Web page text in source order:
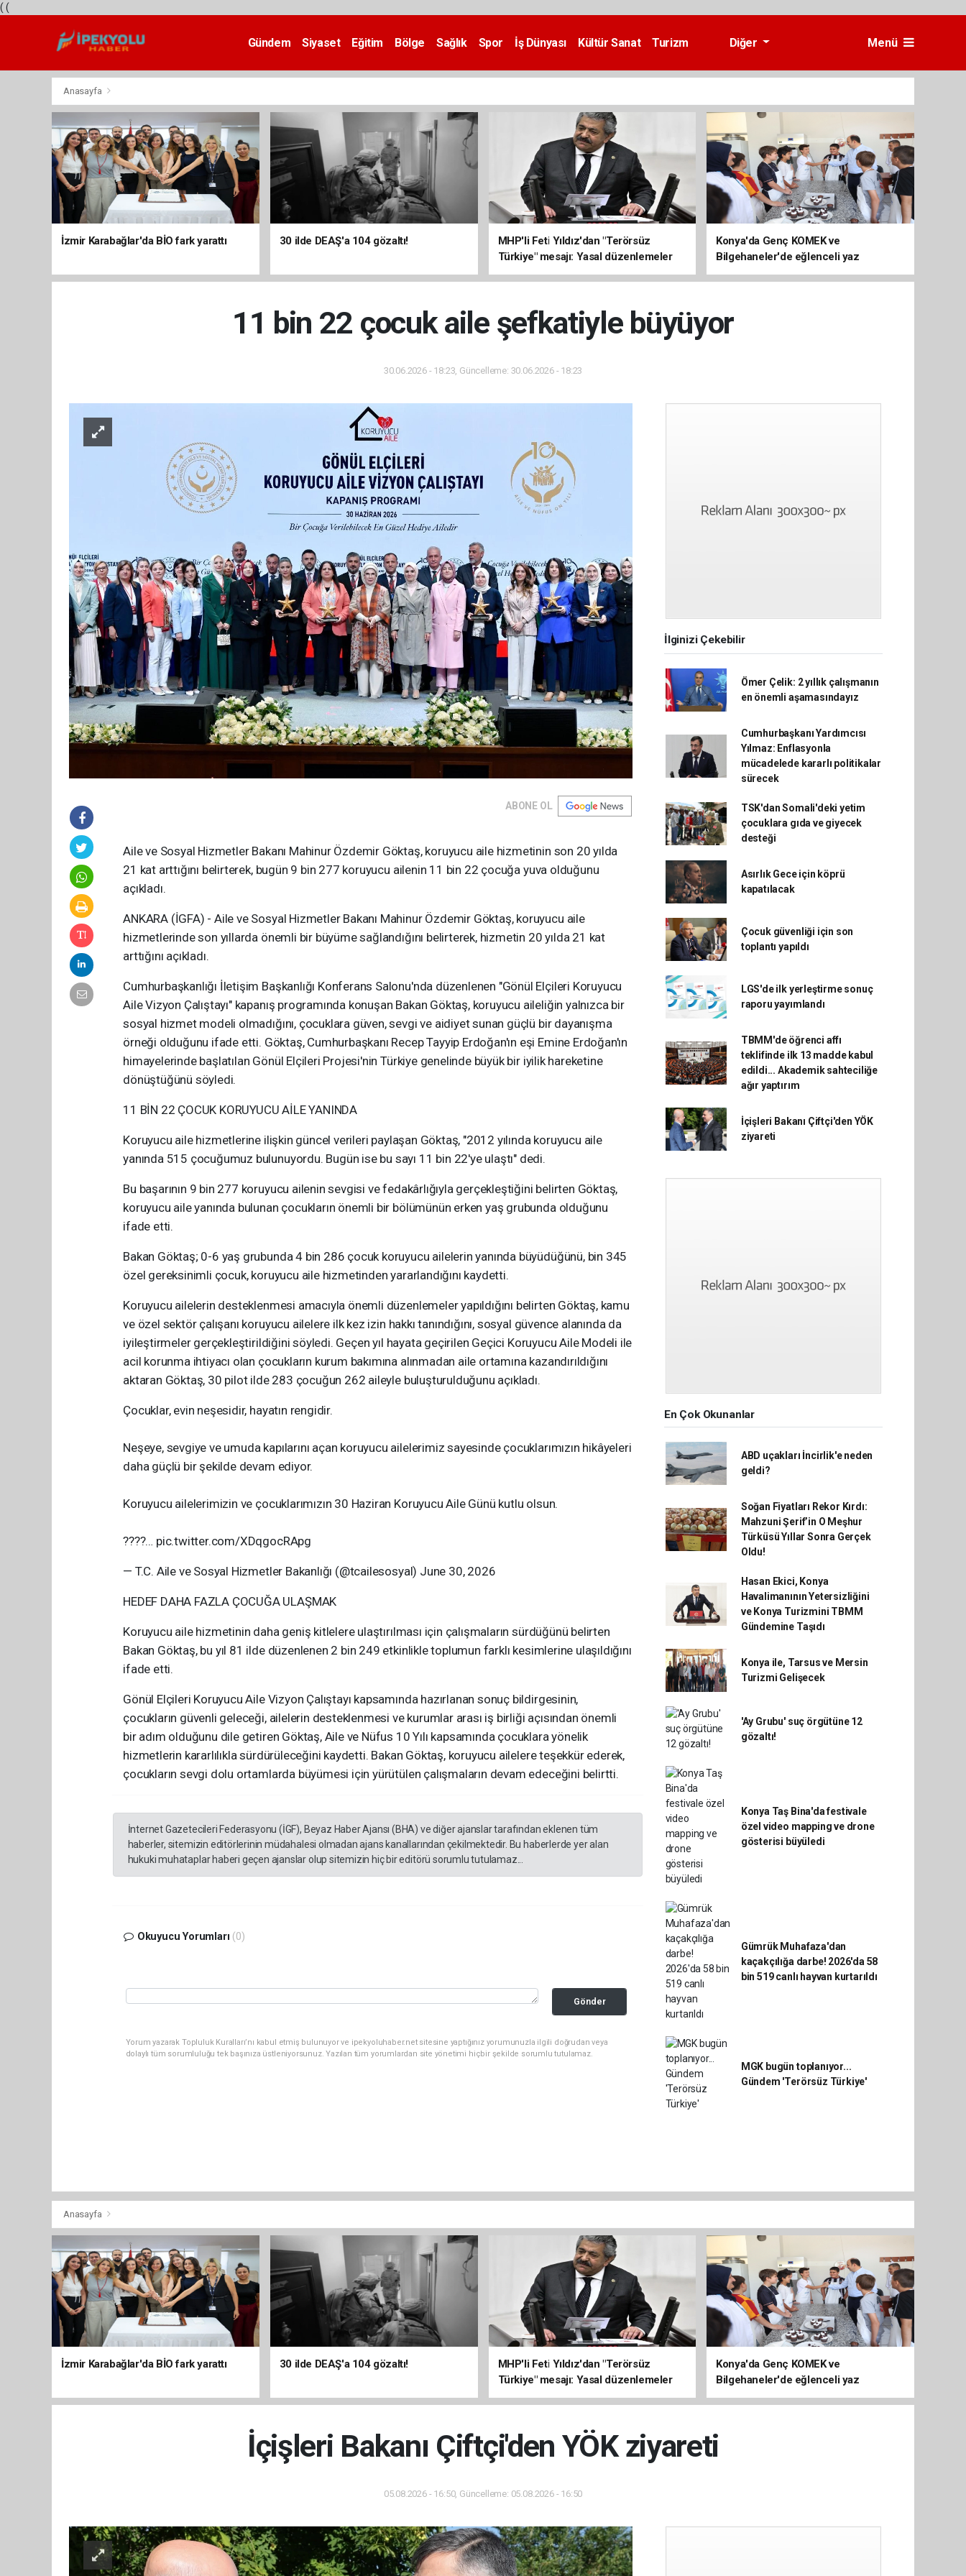
( (
Gündem Siyaset Eğitim Bölge Sağlık Spor İş Dünyası Kültür Sanat
Turizm
Diğer Menü
Anasayfa
İzmir Karabağlar'da BİO fark yarattı 30 ilde DEAŞ'a 104 gözaltı!
MHP'li Feti Yıldız'dan "Terörsüz
Türkiye" mesajı: Yasal düzenlemeler
kalıcı sonuç üretecek
Konya'da Genç KOMEK ve
Bilgehaneler'de eğlenceli yaz
11 bin 22 çocuk aile şefkatiyle büyüyor
30.06.2026 - 18:23, Güncelleme: 30.06.2026 - 18:23
ABONE OL
Aile ve Sosyal Hizmetler Bakanı Mahinur Özdemir Göktaş, koruyucu aile hizmetinin son 20 yılda
21 kat arttığını belirterek, bugün 9 bin 277 koruyucu ailenin 11 bin 22 çocuğa yuva olduğunu
açıkladı.
ANKARA (İGFA) - Aile ve Sosyal Hizmetler Bakanı Mahinur Özdemir Göktaş, koruyucu aile
hizmetlerinde son yıllarda önemli bir büyüme sağlandığını belirterek, hizmetin 20 yılda 21 kat
arttığını açıkladı.
Cumhurbaşkanlığı İletişim Başkanlığı Konferans Salonu'nda düzenlenen "Gönül Elçileri Koruyucu
Aile Vizyon Çalıştayı" kapanış programında konuşan Bakan Göktaş, koruyucu aileliğin yalnızca bir
sosyal hizmet modeli olmadığını, çocuklara güven, sevgi ve aidiyet sunan güçlü bir dayanışma
örneği olduğunu ifade etti. Göktaş, Cumhurbaşkanı Recep Tayyip Erdoğan'ın eşi Emine Erdoğan'ın
himayelerinde başlatılan Gönül Elçileri Projesi'nin Türkiye genelinde büyük bir iyilik hareketine
dönüştüğünü söyledi.
11 BİN 22 ÇOCUK KORUYUCU AİLE YANINDA
Koruyucu aile hizmetlerine ilişkin güncel verileri paylaşan Göktaş, "2012 yılında koruyucu aile
yanında 515 çocuğumuz bulunuyordu. Bugün ise bu sayı 11 bin 22'ye ulaştı" dedi.
Bu başarının 9 bin 277 koruyucu ailenin sevgisi ve fedakârlığıyla gerçekleştiğini belirten Göktaş,
koruyucu aile yanında bulunan çocukların önemli bir bölümünün erken yaş grubunda olduğunu
ifade etti.
Bakan Göktaş; 0-6 yaş grubunda 4 bin 286 çocuk koruyucu ailelerin yanında büyüdüğünü, bin 345
özel gereksinimli çocuk, koruyucu aile hizmetinden yararlandığını kaydetti.
Koruyucu ailelerin desteklenmesi amacıyla önemli düzenlemeler yapıldığını belirten Göktaş, kamu
ve özel sektör çalışanı koruyucu ailelere ilk kez izin hakkı tanındığını, sosyal güvence alanında da
iyileştirmeler gerçekleştirildiğini söyledi. Geçen yıl hayata geçirilen Geçici Koruyucu Aile Modeli ile
acil korunma ihtiyacı olan çocukların kurum bakımına alınmadan aile ortamına kazandırıldığını
aktaran Göktaş, 30 pilot ilde 283 çocuğun 262 aileyle buluşturulduğunu açıkladı.
Çocuklar, evin neşesidir, hayatın rengidir.
Neşeye, sevgiye ve umuda kapılarını açan koruyucu ailelerimiz sayesinde çocuklarımızın hikâyeleri
daha güçlü bir şekilde devam ediyor.
Koruyucu ailelerimizin ve çocuklarımızın 30 Haziran Koruyucu Aile Günü kutlu olsun.
????… pic.twitter.com/XDqgocRApg
— T.C. Aile ve Sosyal Hizmetler Bakanlığı (@tcailesosyal) June 30, 2026
HEDEF DAHA FAZLA ÇOCUĞA ULAŞMAK
Koruyucu aile hizmetinin daha geniş kitlelere ulaştırılması için çalışmaların sürdüğünü belirten
Bakan Göktaş, bu yıl 81 ilde düzenlenen 2 bin 249 etkinlikle toplumun farklı kesimlerine ulaşıldığını
ifade etti.
Gönül Elçileri Koruyucu Aile Vizyon Çalıştayı kapsamında hazırlanan sonuç bildirgesinin,
çocukların güvenli geleceği, ailelerin desteklenmesi ve kurumlar arası iş birliği açısından önemli
bir adım olduğunu dile getiren Göktaş, Aile ve Nüfus 10 Yılı kapsamında çocuklara yönelik
hizmetlerin kararlılıkla sürdürüleceğini kaydetti. Bakan Göktaş, koruyucu ailelere teşekkür ederek,
çocukların sevgi dolu ortamlarda büyümesi için yürütülen çalışmaların devam edeceğini belirtti.
İnternet Gazetecileri Federasyonu (İGF), Beyaz Haber Ajansı (BHA) ve diğer ajanslar tarafından eklenen tüm
haberler, sitemizin editörlerinin müdahalesi olmadan ajans kanallarından çekilmektedir. Bu haberlerde yer alan
hukuki muhataplar haberi geçen ajanslar olup sitemizin hiç bir editörü sorumlu tutulamaz...
Okuyucu Yorumları (0)
Gönder
Yorum yazarak Topluluk Kuralları’nı kabul etmiş bulunuyor ve ipekyoluhaber.net sitesine yaptığınız yorumunuzla ilgili doğrudan veya
dolaylı tüm sorumluluğu tek başınıza üstleniyorsunuz. Yazılan tüm yorumlardan site yönetimi hiçbir şekilde sorumlu tutulamaz.
İlginizi Çekebilir
Ömer Çelik: 2 yıllık çalışmanın
en önemli aşamasındayız
Cumhurbaşkanı Yardımcısı
Yılmaz: Enflasyonla
mücadelede kararlı politikalar
sürecek
TSK'dan Somali'deki yetim
çocuklara gıda ve giyecek
desteği
Asırlık Gece için köprü
kapatılacak
Çocuk güvenliği için son
toplantı yapıldı
LGS'de ilk yerleştirme sonuç
raporu yayımlandı
TBMM'de öğrenci affı
teklifinde ilk 13 madde kabul
edildi... Akademik sahteciliğe
ağır yaptırım
İçişleri Bakanı Çiftçi'den YÖK
ziyareti
En Çok Okunanlar
ABD uçakları İncirlik'e neden
geldi?
Soğan Fiyatları Rekor Kırdı:
Mahzuni Şerif’in O Meşhur
Türküsü Yıllar Sonra Gerçek
Oldu!
Hasan Ekici, Konya
Havalimanının Yetersizliğini
ve Konya Turizmini TBMM
Gündemine Taşıdı
Konya ile, Tarsus ve Mersin
Turizmi Gelişecek
'Ay Grubu' suç örgütüne 12
gözaltı!
Konya Taş Bina'da festivale
özel video mapping ve drone
gösterisi büyüledi
Gümrük Muhafaza'dan
kaçakçılığa darbe! 2026'da 58
bin 519 canlı hayvan kurtarıldı
MGK bugün toplanıyor...
Gündem 'Terörsüz Türkiye'
Anasayfa
İzmir Karabağlar'da BİO fark yarattı 30 ilde DEAŞ'a 104 gözaltı!
MHP'li Feti Yıldız'dan "Terörsüz
Türkiye" mesajı: Yasal düzenlemeler
kalıcı sonuç üretecek
Konya'da Genç KOMEK ve
Bilgehaneler'de eğlenceli yaz
İçişleri Bakanı Çiftçi'den YÖK ziyareti
05.08.2026 - 16:50, Güncelleme: 05.08.2026 - 16:50